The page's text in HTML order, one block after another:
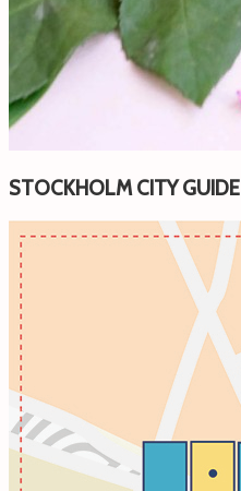
STOCKHOLM CITY GUIDE